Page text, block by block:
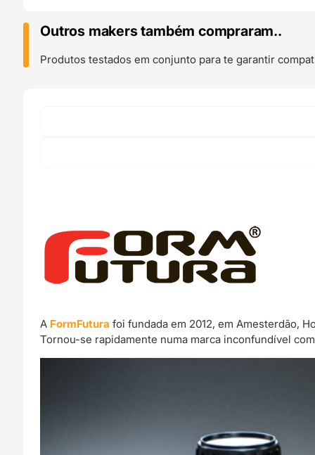
Cleaner
SLA
LCD
de
resina)
FORMFUTURA
Outros makers também compraram..
Produtos testados em conjunto para te garantir
A FormFutura foi fundada em 2012, em Amesterdão,
Tornou-se rapidamente numa marca inconfundível